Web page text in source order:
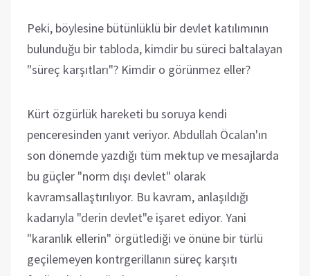
Peki, böylesine bütünlüklü bir devlet katılımının
bulunduğu bir tabloda, kimdir bu süreci baltalayan
"süreç karşıtları"? Kimdir o görünmez eller?
Kürt özgürlük hareketi bu soruya kendi
penceresinden yanıt veriyor. Abdullah Öcalan'ın
son dönemde yazdığı tüm mektup ve mesajlarda
bu güçler "norm dışı devlet" olarak
kavramsallaştırılıyor. Bu kavram, anlaşıldığı
kadarıyla "derin devlet"e işaret ediyor. Yani
"karanlık ellerin" örgütlediği ve önüne bir türlü
geçilemeyen kontrgerillanın süreç karşıtı